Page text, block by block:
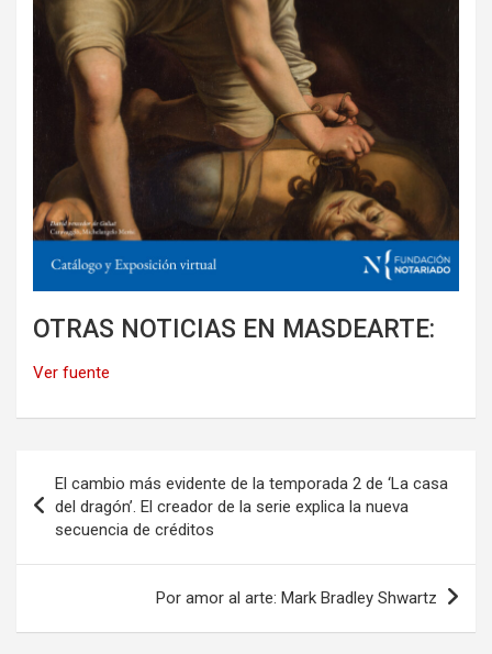
OTRAS NOTICIAS EN MASDEARTE:
Ver fuente
de
entradas
El cambio más evidente de la temporada 2 de ‘La casa
del dragón’. El creador de la serie explica la nueva
secuencia de créditos
Por amor al arte: Mark Bradley Shwartz